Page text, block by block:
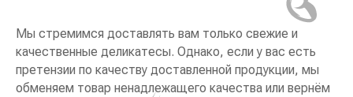
Мы стремимся доставлять вам только свежие и
качественные деликатесы. Однако, если у вас есть
претензии по качеству доставленной продукции, мы
обменяем товар ненадлежащего качества или вернём